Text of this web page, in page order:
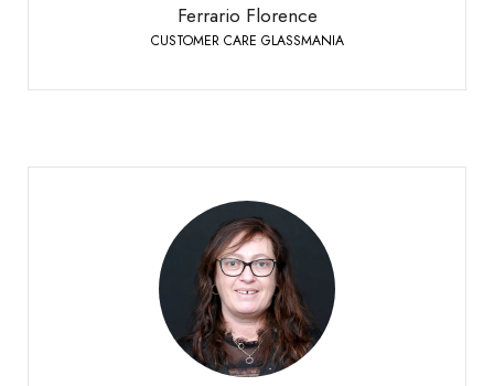
Ferrario Florence
CUSTOMER CARE GLASSMANIA
Fournier Laurence
CUSTOMER CARE
Siders
Telefon:
+41 27 451 25 25